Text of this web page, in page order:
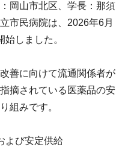
岡山市北区、学長：那須
市民病院は、2026年6月
しました。
善に向けて流通関係者が
摘されている医薬品の安
組みです。
よび安定供給